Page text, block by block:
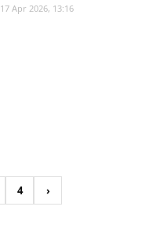
17 Apr 2026, 13:16
4 ›